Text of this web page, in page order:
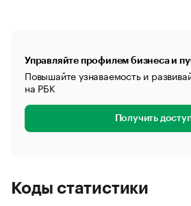
Управляйте профилем бизнеса и
Повышайте узнаваемость и
на РБК
Получить
Коды статистики